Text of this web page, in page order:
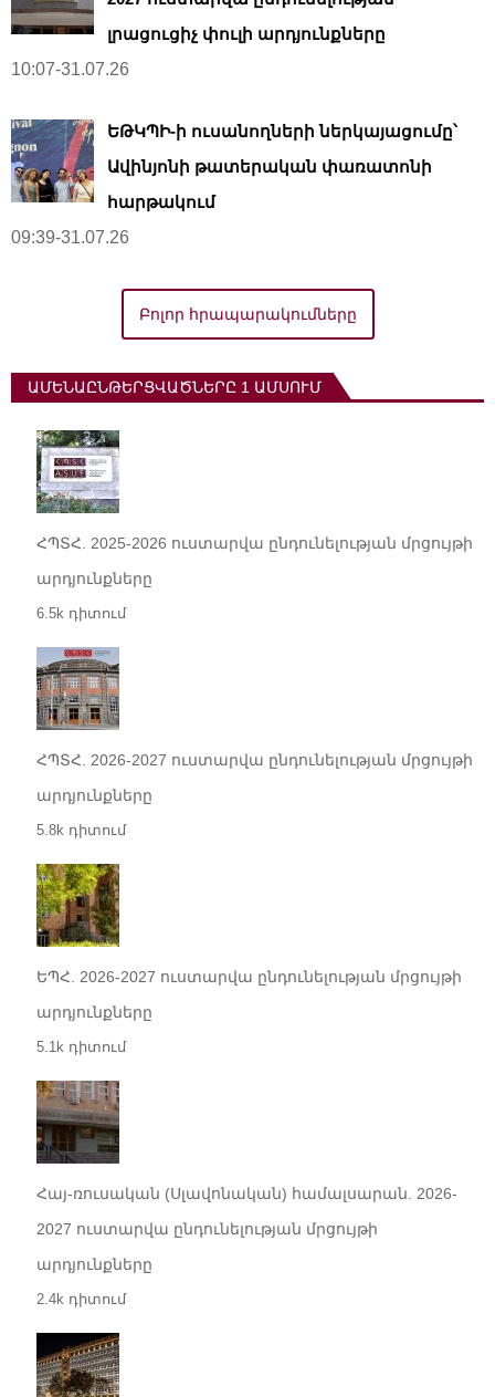
լրացուցիչ փուլի արդյունքները
10:07-31.07.26
ԵԹԿՊԻ-ի ուսանողների ներկայացումը՝
Ավինյոնի թատերական փառատոնի
հարթակում
09:39-31.07.26
Բոլոր հրապարակումները
ԱՄԵՆԱԸՆԹԵՐՑՎԱԾՆԵՐԸ 1 ԱՄՍՈՒՄ
ՀՊՏՀ. 2025-2026 ուստարվա ընդունելության մրցույթի
արդյունքները
6.5k դիտում
ՀՊՏՀ. 2026-2027 ուստարվա ընդունելության մրցույթի
արդյունքները
5.8k դիտում
ԵՊՀ. 2026-2027 ուստարվա ընդունելության մրցույթի
արդյունքները
5.1k դիտում
Հայ-ռուսական (Սլավոնական) համալսարան. 2026-
2027 ուստարվա ընդունելության մրցույթի
արդյունքները
2.4k դիտում